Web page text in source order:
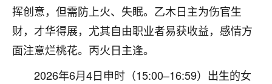
挥创意，但需防上火、失眠。乙木日主为伤官生
财，才华得展，尤其自由职业者易获收益，感情方
面注意烂桃花。丙火日主逢。
2026年6月4日申时（15:00–16:59）出生的女
鹿森：可怜天下父母心啊！
3小时前 来自河北
付深